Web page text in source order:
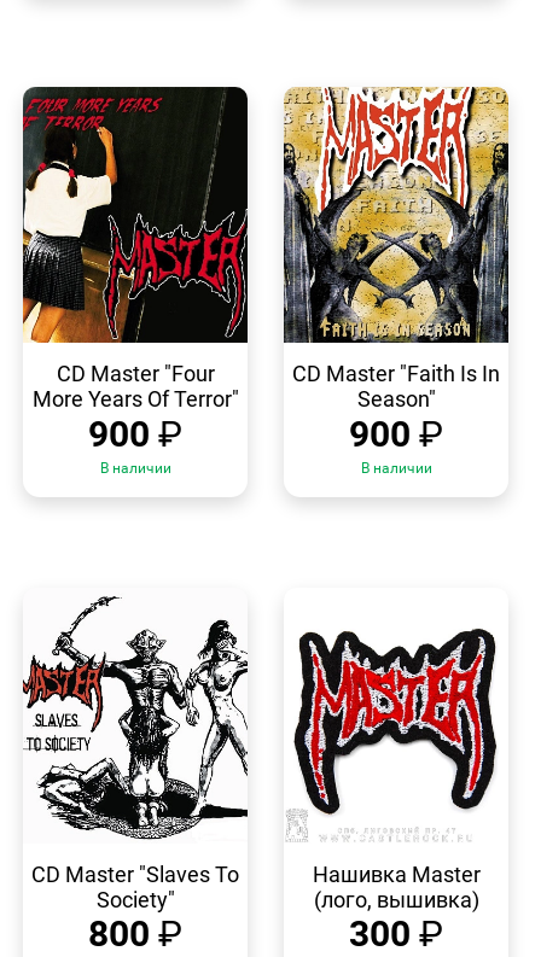
ПРОСМОТР
CD Master "Four
More Years Of Terror"
900 ₽
В наличии
ПРОСМОТР
CD Master "Faith Is In
Season"
900 ₽
В наличии
ПРОСМОТР
CD Master "Slaves To
Society"
800 ₽
ПРОСМОТР
Нашивка Master
(лого, вышивка)
300 ₽